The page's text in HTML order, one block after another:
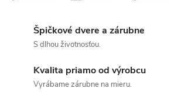
Špičkové dvere a zárubne
S dlhou životnosťou.
Kvalita priamo od výrobcu
Vyrábame zárubne na mieru.